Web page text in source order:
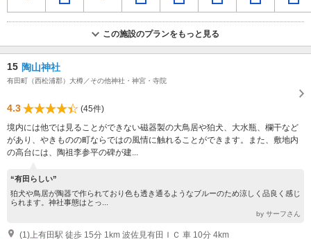
この施設のプランをもっと見る
15 陶山神社
有田町（西松浦郡）大樽／その他神社・神宮・寺院
4.3
(45件)
境内には他では見ることができない磁器製の大鳥居や狛犬、大水瓶、欄干など
があり、やきものの町ならではの風情に触れることができます。また、敷地内
の高台には、陶祖李参平の碑が建...
“有田らしい”
狛犬や鳥居が陶器で作られており色も透き通るようなブルーのため涼しく品良く感じ
られます。神社事態はとっ...
by サーフさん
(1)上有田駅 徒歩 15分 1km 波佐見有田ＩＣ 車 10分 4km